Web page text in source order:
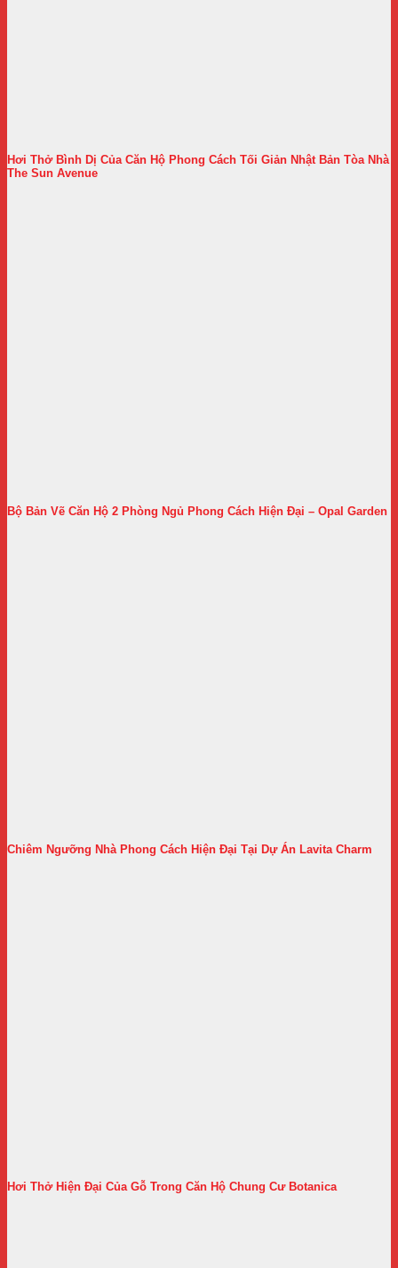
Hơi Thở Bình Dị Của Căn Hộ Phong Cách Tối Giản Nhật Bản Tòa Nhà
The Sun Avenue
Bộ Bản Vẽ Căn Hộ 2 Phòng Ngủ Phong Cách Hiện Đại – Opal Garden
Chiêm Ngưỡng Nhà Phong Cách Hiện Đại Tại Dự Án Lavita Charm
Hơi Thở Hiện Đại Của Gỗ Trong Căn Hộ Chung Cư Botanica